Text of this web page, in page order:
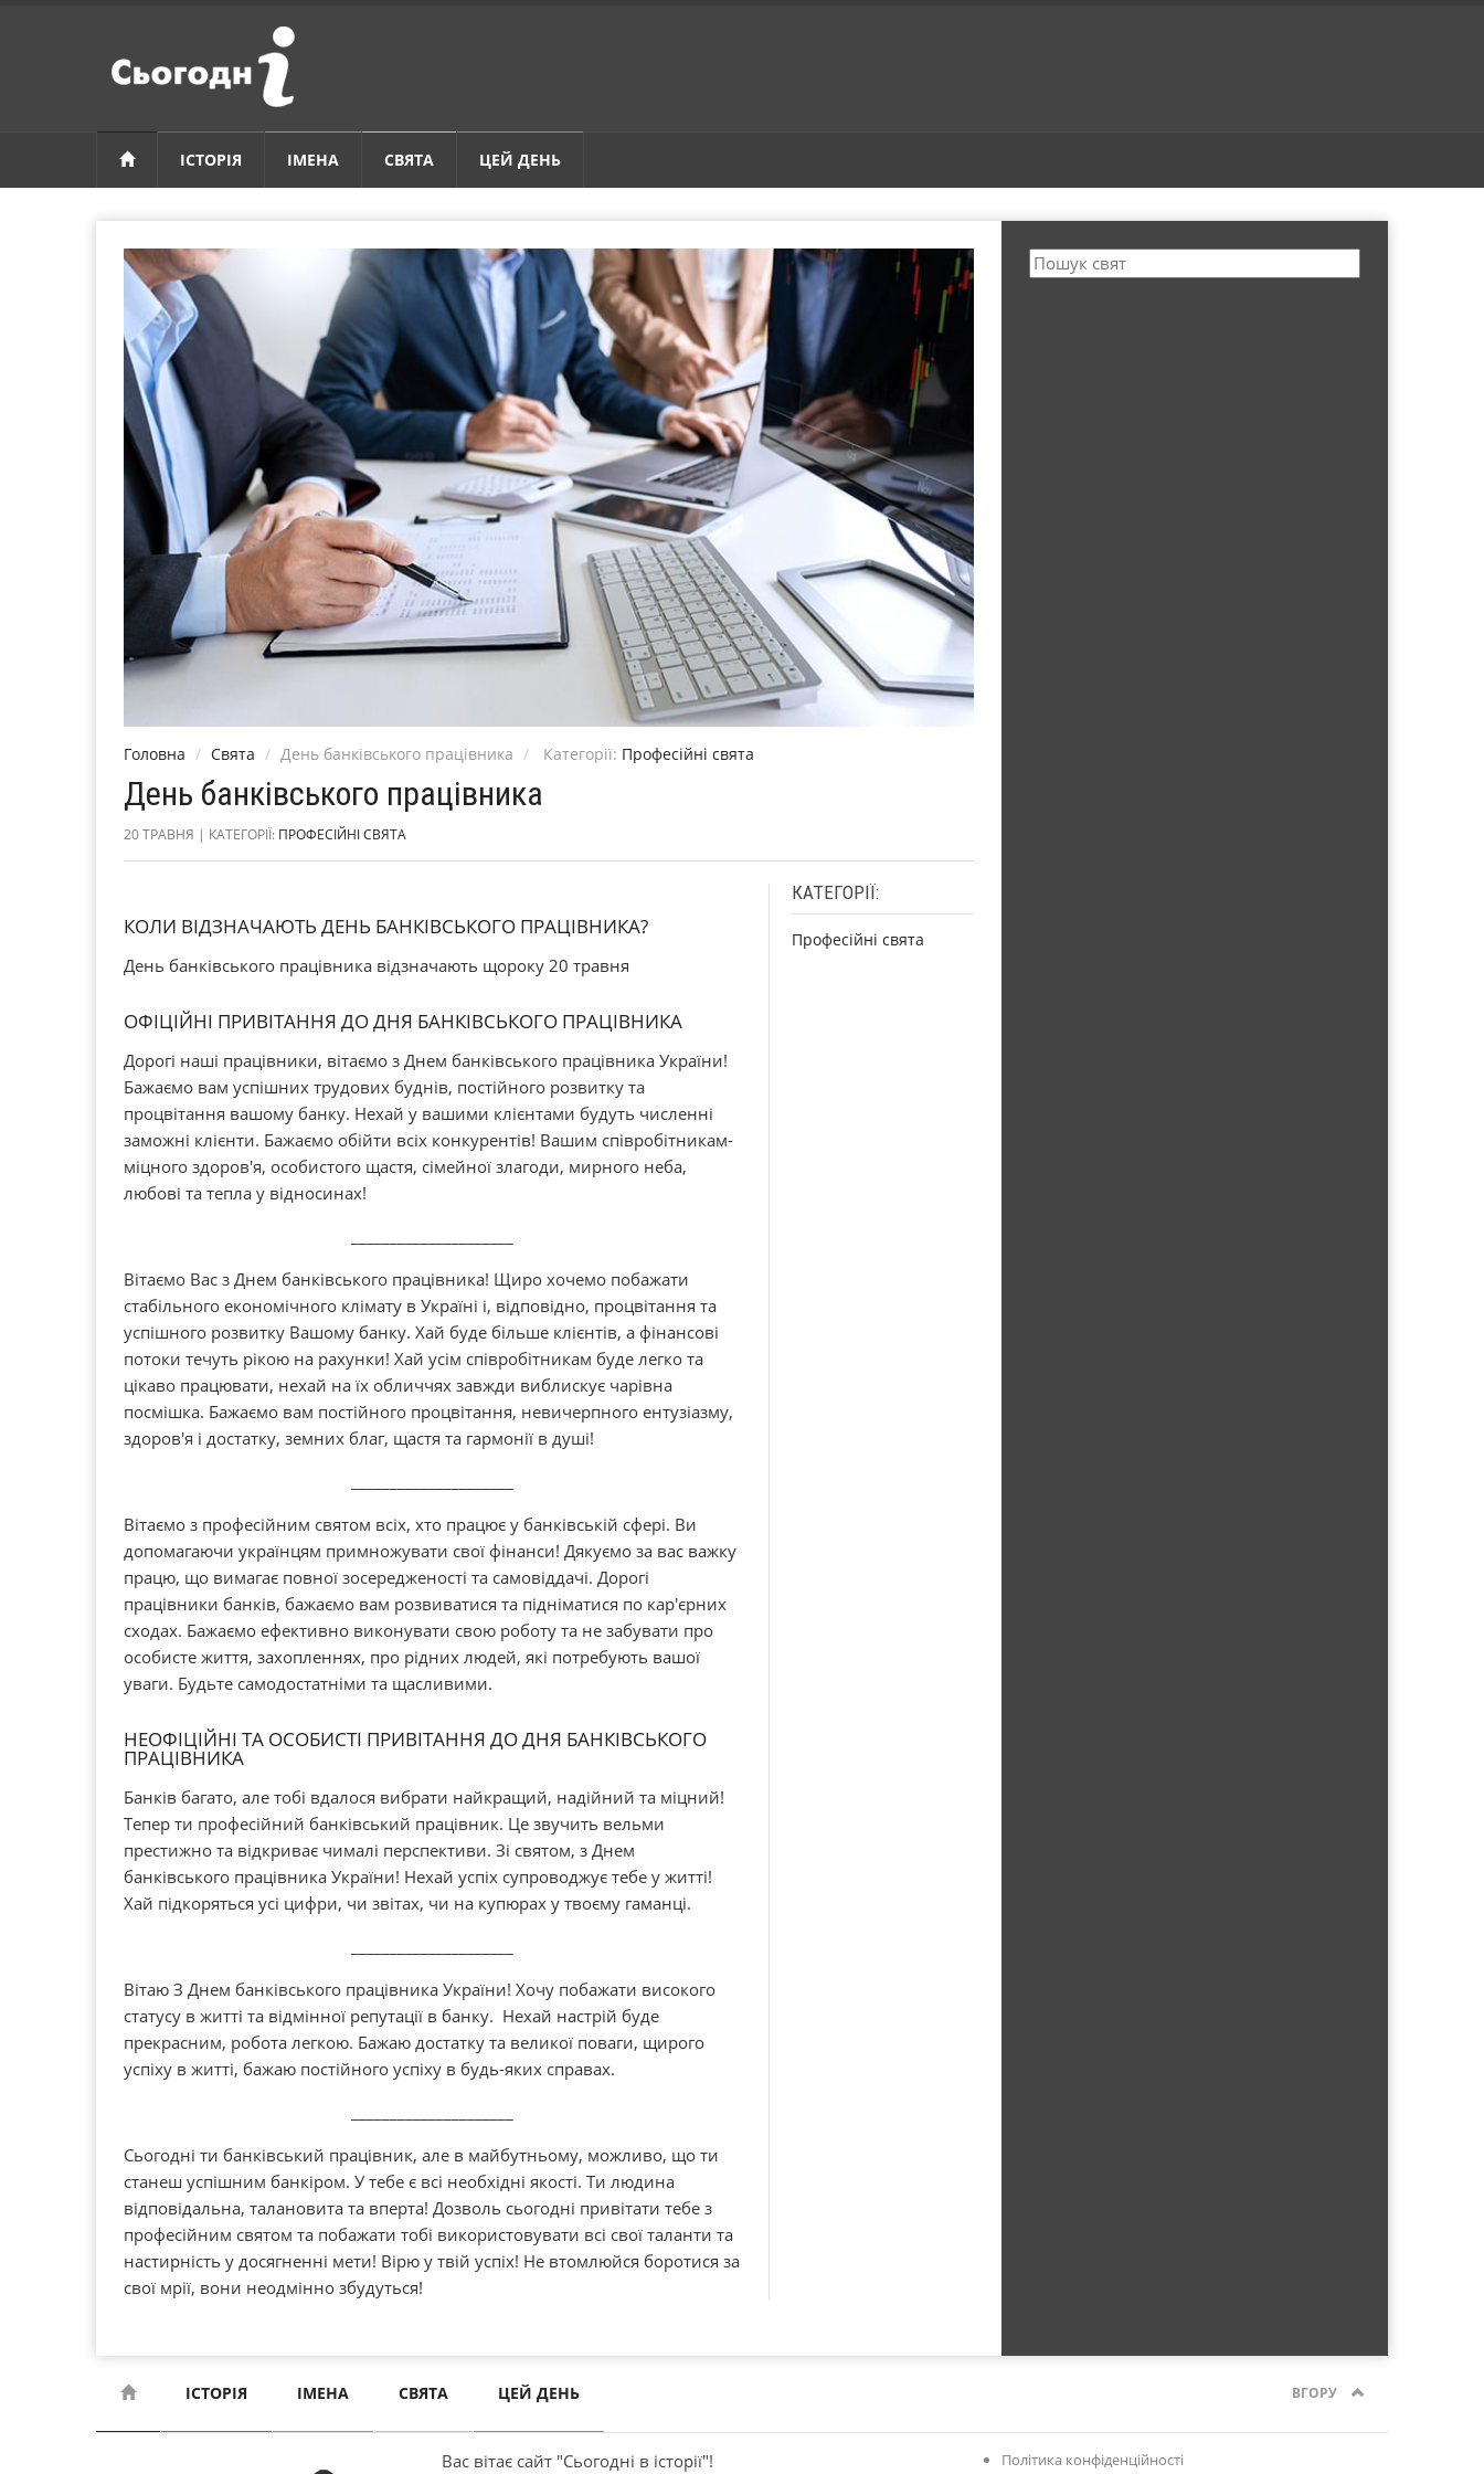
ІСТОРІЯ ІМЕНА СВЯТА ЦЕЙ ДЕНЬ
Головна Свята День банківського працівника Категорії: Професійні свята
День банківського працівника
20 ТРАВНЯ | КАТЕГОРІЇ: ПРОФЕСІЙНІ СВЯТА
КОЛИ ВІДЗНАЧАЮТЬ ДЕНЬ БАНКІВСЬКОГО ПРАЦІВНИКА?
День банківського працівника відзначають щороку 20 травня
ОФІЦІЙНІ ПРИВІТАННЯ ДО ДНЯ БАНКІВСЬКОГО ПРАЦІВНИКА
Дорогі наші працівники, вітаємо з Днем банківського працівника України!
Бажаємо вам успішних трудових буднів, постійного розвитку та
процвітання вашому банку. Нехай у вашими клієнтами будуть численні
заможні клієнти. Бажаємо обійти всіх конкурентів! Вашим співробітникам-
міцного здоров'я, особистого щастя, сімейної злагоди, мирного неба,
любові та тепла у відносинах!
Вітаємо Вас з Днем банківського працівника! Щиро хочемо побажати
стабільного економічного клімату в Україні і, відповідно, процвітання та
успішного розвитку Вашому банку. Хай буде більше клієнтів, а фінансові
потоки течуть рікою на рахунки! Хай усім співробітникам буде легко та
цікаво працювати, нехай на їх обличчях завжди виблискує чарівна
посмішка. Бажаємо вам постійного процвітання, невичерпного ентузіазму,
здоров'я і достатку, земних благ, щастя та гармонії в душі!
Вітаємо з професійним святом всіх, хто працює у банківській сфері. Ви
допомагаючи українцям примножувати свої фінанси! Дякуємо за вас важку
працю, що вимагає повної зосередженості та самовіддачі. Дорогі
працівники банків, бажаємо вам розвиватися та підніматися по кар'єрних
сходах. Бажаємо ефективно виконувати свою роботу та не забувати про
особисте життя, захопленнях, про рідних людей, які потребують вашої
уваги. Будьте самодостатніми та щасливими.
НЕОФІЦІЙНІ ТА ОСОБИСТІ ПРИВІТАННЯ ДО ДНЯ БАНКІВСЬКОГО
ПРАЦІВНИКА
Банків багато, але тобі вдалося вибрати найкращий, надійний та міцний!
Тепер ти професійний банківський працівник. Це звучить вельми
престижно та відкриває чималі перспективи. Зі святом, з Днем
банківського працівника України! Нехай успіх супроводжує тебе у житті!
Хай підкоряться усі цифри, чи звітах, чи на купюрах у твоєму гаманці.
Вітаю З Днем банківського працівника України! Хочу побажати високого
статусу в житті та відмінної репутації в банку. Нехай настрій буде
прекрасним, робота легкою. Бажаю достатку та великої поваги, щирого
успіху в житті, бажаю постійного успіху в будь-яких справах.
Сьогодні ти банківський працівник, але в майбутньому, можливо, що ти
станеш успішним банкіром. У тебе є всі необхідні якості. Ти людина
відповідальна, талановита та вперта! Дозволь сьогодні привітати тебе з
професійним святом та побажати тобі використовувати всі свої таланти та
настирність у досягненні мети! Вірю у твій успіх! Не втомлюйся боротися за
свої мрії, вони неодмінно збудуться!
КАТЕГОРІЇ:
Професійні свята
ІСТОРІЯ ІМЕНА СВЯТА ЦЕЙ ДЕНЬ ВГОРУ
Вас вітає сайт "Сьогодні в історії"!
Політика конфіденційності